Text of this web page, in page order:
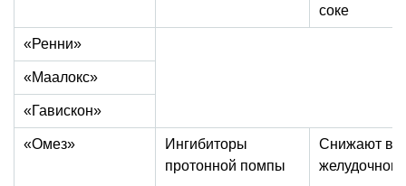
соке
«Ренни»
«Маалокс»
«Гавискон»
«Омез»
Ингибиторы
протонной помпы
Снижают